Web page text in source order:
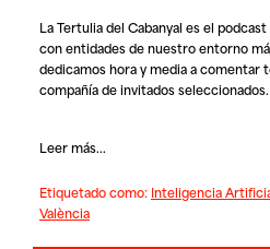
La Tertulia del Cabanyal es el podcast
con entidades de nuestro entorno
dedicamos hora y media a comentar
compañía de invitados
Leer más...
Etiquetado como: Inteligencia
València